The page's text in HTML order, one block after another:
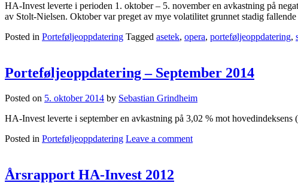
HA-Invest leverte i perioden 1. oktober – 5. november en avkastning på
av Stolt-Nielsen. Oktober var preget av mye volatilitet grunnet stadig
Posted in Porteføljeoppdatering Tagged asetek, opera, porteføljeoppdatering,
Porteføljeoppdatering – September 2014
Posted on 5. oktober 2014 by Sebastian Grindheim
HA-Invest leverte i september en avkastning på 3,02 % mot
Posted in Porteføljeoppdatering Leave a comment
Årsrapport HA-Invest 2012